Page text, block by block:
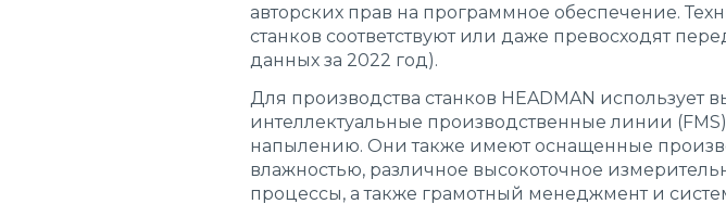
авторских прав на программное обеспечение.
станков соответствуют или даже превосходят
данных за 2022 год).
Для производства станков HEADMAN использует
интеллектуальные производственные линии
напылению. Они также имеют оснащенные
влажностью, различное высокоточное
процессы, а также грамотный менеджмент и